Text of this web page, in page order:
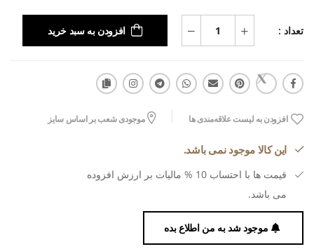
تعداد : افزودن به سبد خرید
افزودن به لیست علاقه‌مندی ها موجودی شعب بر اساس سایز
این کالا موجود نمی باشد.
قیمت ها با احتساب 10 % مالیات بر ارزش افزوده
می باشد.
موجود شد به من اطلاع بده